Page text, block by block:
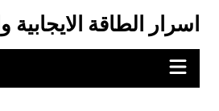
المحتوى
اسرار الطاقة الايجابية